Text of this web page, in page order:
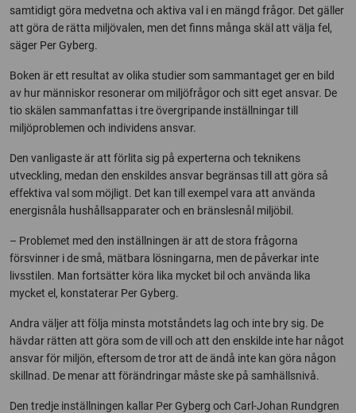
samtidigt göra medvetna och aktiva val i en mängd frågor. Det gäller
att göra de rätta miljövalen, men det finns många skäl att välja fel,
säger Per Gyberg.
Boken är ett resultat av olika studier som sammantaget ger en bild
av hur människor resonerar om miljöfrågor och sitt eget ansvar. De
tio skälen sammanfattas i tre övergripande inställningar till
miljöproblemen och individens ansvar.
Den vanligaste är att förlita sig på experterna och teknikens
utveckling, medan den enskildes ansvar begränsas till att göra så
effektiva val som möjligt. Det kan till exempel vara att använda
energisnåla hushållsapparater och en bränslesnål miljöbil.
– Problemet med den inställningen är att de stora frågorna
försvinner i de små, mätbara lösningarna, men de påverkar inte
livsstilen. Man fortsätter köra lika mycket bil och använda lika
mycket el, konstaterar Per Gyberg.
Andra väljer att följa minsta motståndets lag och inte bry sig. De
hävdar rätten att göra som de vill och att den enskilde inte har något
ansvar för miljön, eftersom de tror att de ändå inte kan göra någon
skillnad. De menar att förändringar måste ske på samhällsnivå.
Den tredje inställningen kallar Per Gyberg och Carl-Johan Rundgren